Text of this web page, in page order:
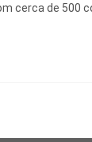
cerca de 500